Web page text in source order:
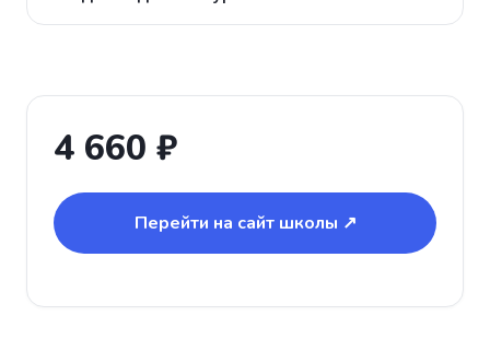
4 660 ₽
Перейти на сайт школы ↗